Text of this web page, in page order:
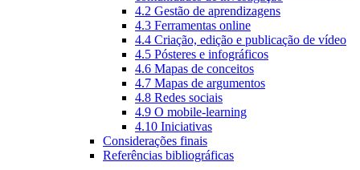
4.2 Gestão de aprendizagens
4.3 Ferramentas online
4.4 Criação, edição e publicação de vídeo
4.5 Pósteres e infográficos
4.6 Mapas de conceitos
4.7 Mapas de argumentos
4.8 Redes sociais
4.9 O mobile-learning
4.10 Iniciativas
Considerações finais
Referências bibliográficas